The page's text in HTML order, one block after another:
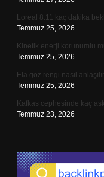
Loreal 8.11 kaç dakika
Temmuz 25, 2026
Kinetik enerji korunumlu
Temmuz 25, 2026
Ela göz rengi nasıl
Temmuz 25, 2026
Kafkas cephesinde kaç
Temmuz 23, 2026